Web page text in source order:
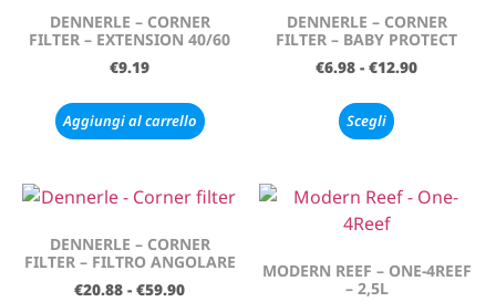
DENNERLE – CORNER
FILTER – EXTENSION 40/60
€9.19
Aggiungi al carrello
DENNERLE – CORNER
FILTER – BABY PROTECT
€6.98 - €12.90
Scegli
DENNERLE – CORNER
FILTER – FILTRO ANGOLARE
€20.88 - €59.90
MODERN REEF – ONE-4REEF
– 2,5L